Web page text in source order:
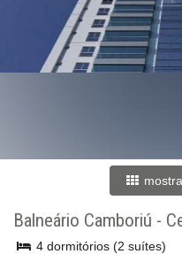
Balneário Camboriú -
4 dormitórios (2 suítes)